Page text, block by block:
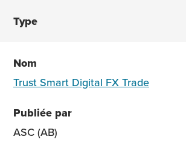
Trust Smart Digital FX Trade
ASC (AB)